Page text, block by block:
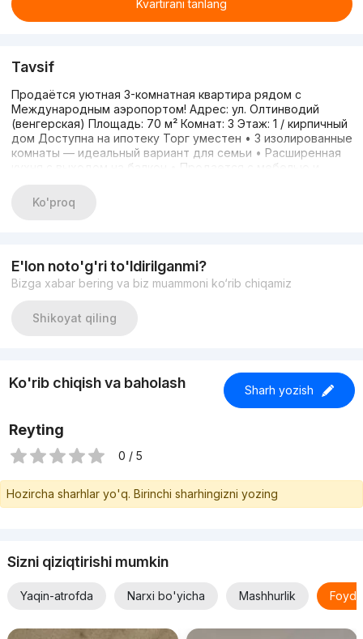
Kvartirani tanlang
Tavsif
Продаётся уютная 3-комнатная квартира рядом с
Международным аэропортом! Адрес: ул. Олтинводий
(венгерская) Площадь: 70 м² Комнат: 3 Этаж: 1 / кирпичный
дом Доступна на ипотеку Торг уместен • 3 изолированные
комнаты — идеальный вариант для семьи • Расширенная
кухня с выходом на балкон • Продается с мебелью и
использовать как личное парковочное место • Сухой,
просторный подвал (2×6 м) с удобными стеллажами и
Каримова • В шаговой доступности детский сад, школа,
супермаркет Havas, Sodiq school • Удобный выезд в центр
Ko'proq
E'lon noto'g'ri to'ldirilganmi?
Bizga xabar bering va biz muammoni ko‘rib chiqamiz
Shikoyat qiling
Ko'rib chiqish va baholash Sharh yozish
Reyting
0 / 5
Hozircha sharhlar yo'q. Birinchi sharhingizni yozing
Sizni qiziqtirishi mumkin
Yaqin-atrofda Narxi bo'yicha Mashhurlik